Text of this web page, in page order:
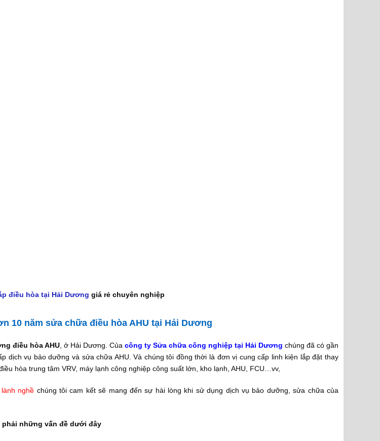
điều hòa tại Hải Dương giá rẻ chuyên nghiệp
10 năm sửa chữa điều hòa AHU tại Hải Dương
điều hòa AHU, ở Hải Dương. Của công ty Sửa chữa công nghiệp tại Hải Dương chúng đã có gần
dịch vụ bảo dưỡng và sửa chữa AHU. Và chúng tôi đồng thời là đơn vị cung cấp linh kiện lắp đặt thay
hòa trung tâm VRV, máy lạnh công nghiệp công suất lớn, kho lạnh, AHU, FCU…vv,
nghề chúng tôi cam kết sẽ mang đến sự hài lòng khi sử dụng dịch vụ bảo dưỡng, sửa chữa của
những vấn đề dưới đây